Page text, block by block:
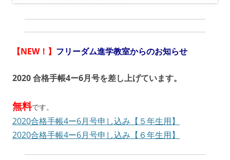
【NEW！】 フリーダム進学教室からのお知らせ
2020 合格手帳4ー6月号を差し上げています。
無料です。
2020合格手帳4ー6月号申し込み【５年生用】
2020合格手帳4ー6月号申し込み【６年生用】